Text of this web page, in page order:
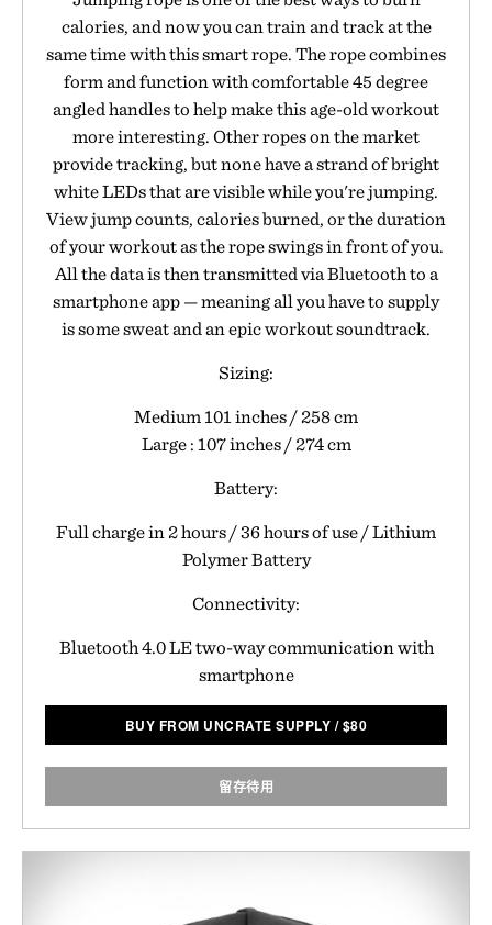
calories, and now you can train and track at the
same time with this smart rope. The rope combines
form and function with comfortable 45 degree
angled handles to help make this age-old workout
more interesting. Other ropes on the market
provide tracking, but none have a strand of bright
white LEDs that are visible while you're jumping.
View jump counts, calories burned, or the duration
of your workout as the rope swings in front of you.
All the data is then transmitted via Bluetooth to a
smartphone app — meaning all you have to supply
is some sweat and an epic workout soundtrack.
Sizing:
Medium 101 inches / 258 cm
Large : 107 inches / 274 cm
Battery:
Full charge in 2 hours / 36 hours of use / Lithium
Polymer Battery
Connectivity:
Bluetooth 4.0 LE two-way communication with
smartphone
BUY FROM UNCRATE SUPPLY /$80
留存待用